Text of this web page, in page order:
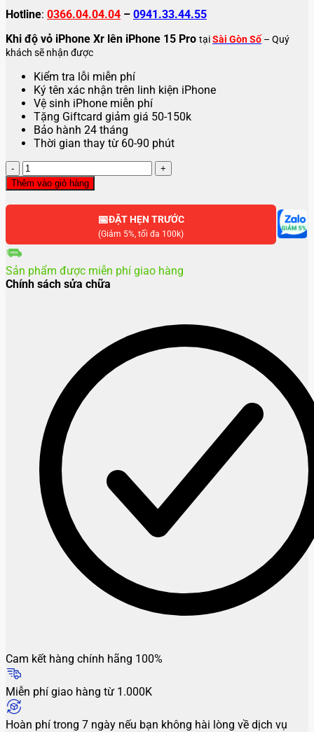
Hotline: 0366.04.04.04 – 0941.33.44.55
Khi độ vỏ iPhone Xr lên iPhone 15 Pro tạiSài Gòn Số – Quý
khách sẽ nhận được
Kiểm tra lỗi miễn phí
Ký tên xác nhận trên linh kiện iPhone
Vệ sinh iPhone miễn phí
Tặng Giftcard giảm giá 50-150k
Bảo hành 24 tháng
Thời gian thay từ 60-90 phút
Độ
vỏ
iPhone
Xr
15
số
lượng
Thêm vào giỏ hàng
📅ĐẶT HẸN TRƯỚC
(Giảm 5%, tối đa 100k)
Sản phẩm được miễn phí giao hàng
Chính sách sửa chữa
Cam kết hàng chính hãng 100%
Miễn phí giao hàng từ 1.000K
Hoàn phí trong 7 ngày nếu bạn không hài lòng về dịch vụ